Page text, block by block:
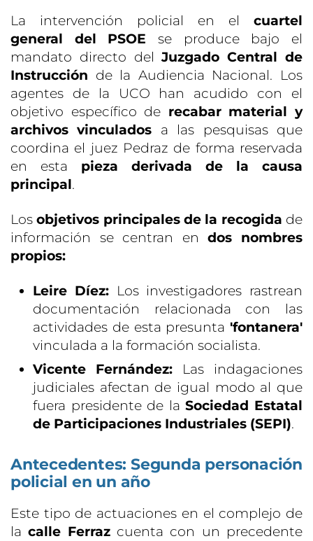
La intervención policial en el cuartel
general del PSOE se produce bajo el
mandato directo delJuzgado Central de
Instrucción de la Audiencia Nacional. Los
agentes de la UCO han acudido con el
objetivo específico de recabar material y
archivos vinculados a las pesquisas que
coordina el juez Pedraz de forma reservada
en esta pieza derivada de la causa
principal.
Losobjetivos principales de la recogida de
información se centran endos nombres
propios:
Leire Díez:Los investigadores rastrean
documentación relacionada con las
actividades de esta presunta 'fontanera'
vinculada a la formación socialista.
Vicente Fernández: Las indagaciones
judiciales afectan de igual modo al que
fuera presidente de laSociedad Estatal
de Participaciones Industriales (SEPI).
Antecedentes: Segunda personación
policial en un año
Este tipo de actuaciones en el complejo de
lacalle Ferrazcuenta con un precedente